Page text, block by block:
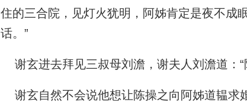
住的三合院，见灯火犹明，阿姊肯定是夜不成
话。”
谢玄进去拜见三叔母刘澹，谢夫人刘澹道：“
谢玄自然不会说他想让陈操之向阿姊道韫求